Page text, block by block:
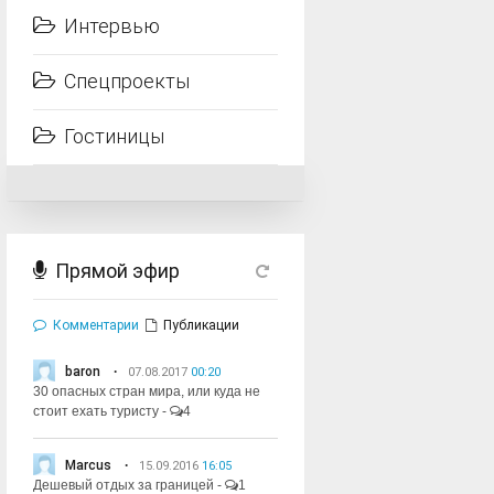
Интервью
Спецпроекты
Гостиницы
Прямой эфир
Комментарии Публикации
baron 07.08.2017 00:20
30 опасных стран мира, или куда не
стоит ехать туристу - 4
Marcus 15.09.2016 16:05
Дешевый отдых за границей - 1